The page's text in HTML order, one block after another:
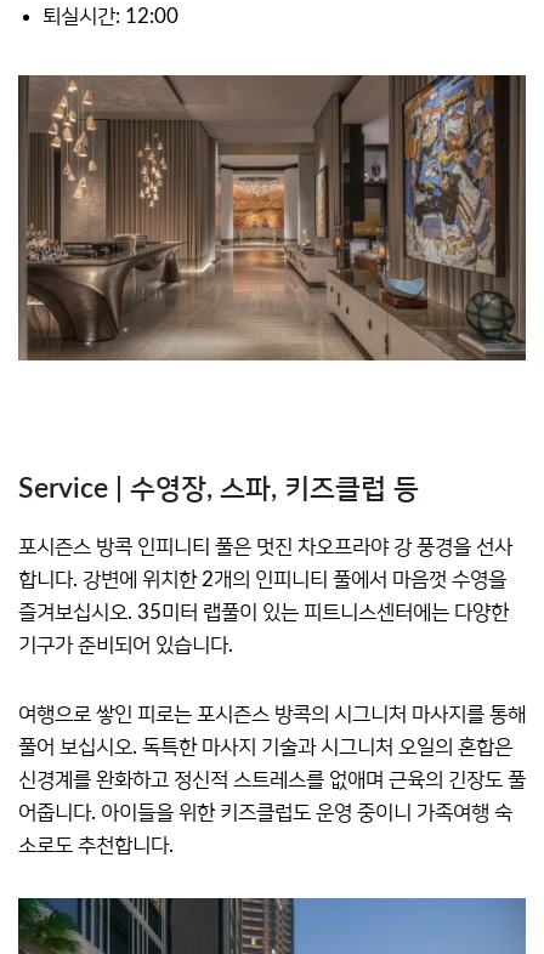
퇴실시간: 12:00
Service | 수영장, 스파, 키즈클럽 등
포시즌스 방콕 인피니티 풀은 멋진 차오프라야 강 풍경을 선사
합니다. 강변에 위치한 2개의 인피니티 풀에서 마음껏 수영을
즐겨보십시오. 35미터 랩풀이 있는 피트니스센터에는 다양한
기구가 준비되어 있습니다.
여행으로 쌓인 피로는 포시즌스 방콕의 시그니처 마사지를 통해
풀어 보십시오. 독특한 마사지 기술과 시그니처 오일의 혼합은
신경계를 완화하고 정신적 스트레스를 없애며 근육의 긴장도 풀
어줍니다. 아이들을 위한 키즈클럽도 운영 중이니 가족여행 숙
소로도 추천합니다.